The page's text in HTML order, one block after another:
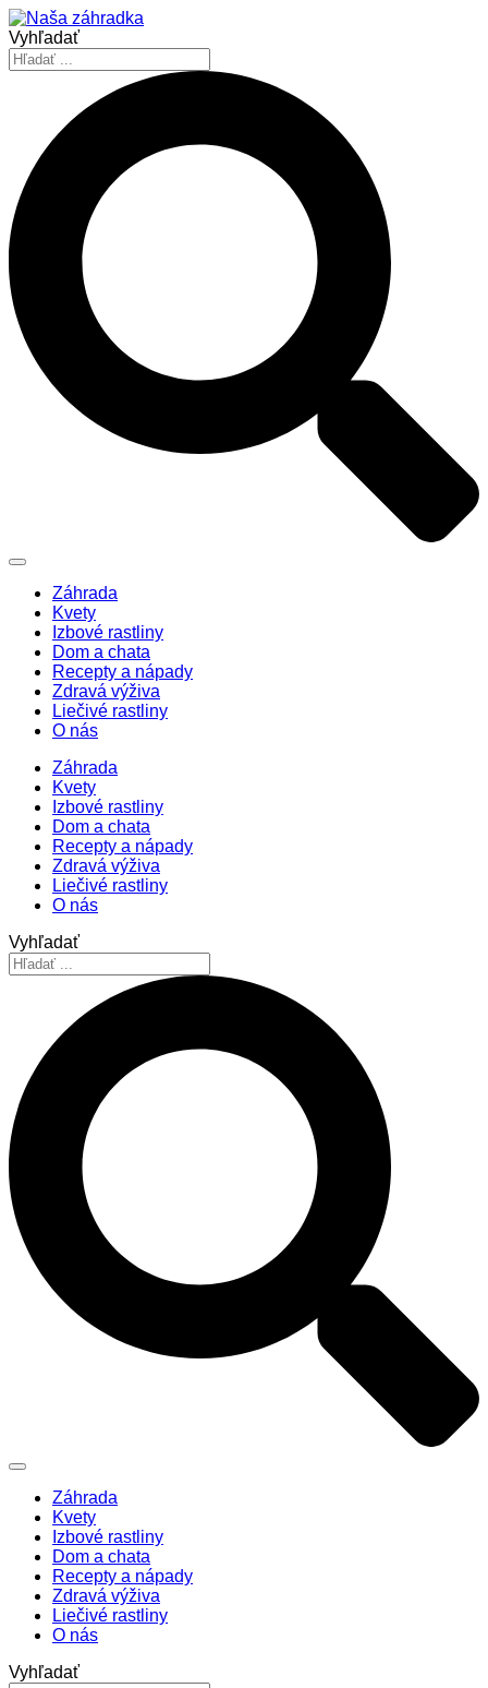
Vyhľadať
Záhrada
Kvety
Izbové rastliny
Dom a chata
Recepty a nápady
Zdravá výživa
Liečivé rastliny
O nás
Záhrada
Kvety
Izbové rastliny
Dom a chata
Recepty a nápady
Zdravá výživa
Liečivé rastliny
O nás
Vyhľadať
Záhrada
Kvety
Izbové rastliny
Dom a chata
Recepty a nápady
Zdravá výživa
Liečivé rastliny
O nás
Vyhľadať